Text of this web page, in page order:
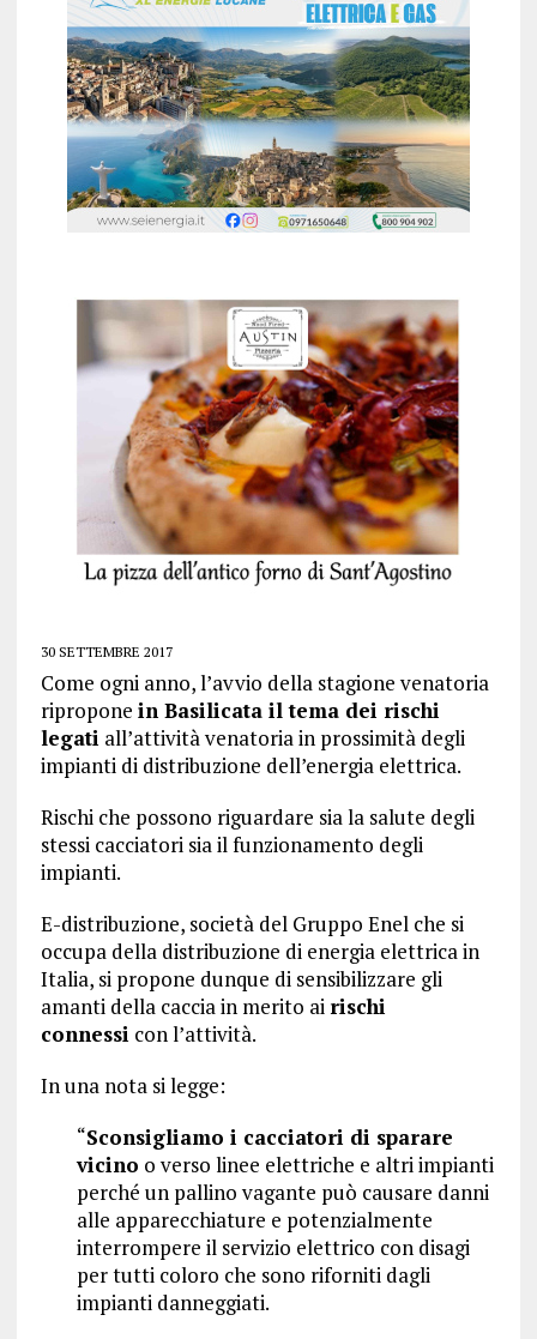
30 SETTEMBRE 2017
Come ogni anno, l’avvio della stagione venatoria
ripropone in Basilicata il tema dei rischi
legati all’attività venatoria in prossimità degli
impianti di distribuzione dell’energia elettrica.
Rischi che possono riguardare sia la salute degli
stessi cacciatori sia il funzionamento degli
impianti.
E-distribuzione, società del Gruppo Enel che si
occupa della distribuzione di energia elettrica in
Italia, si propone dunque di sensibilizzare gli
amanti della caccia in merito ai rischi
connessi con l’attività.
In una nota si legge:
“Sconsigliamo i cacciatori di sparare
vicino o verso linee elettriche e altri impianti
perché un pallino vagante può causare danni
alle apparecchiature e potenzialmente
interrompere il servizio elettrico con disagi
per tutti coloro che sono riforniti dagli
impianti danneggiati.